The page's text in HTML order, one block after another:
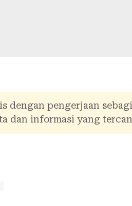
dengan pengerjaan
dan informasi yang